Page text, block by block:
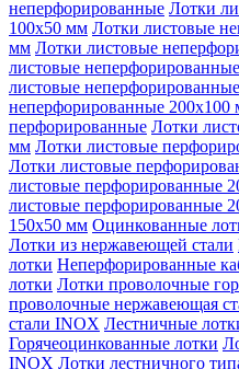
неперфорированные Лотки
100х50 мм Лотки листовые
мм Лотки листовые
листовые
листовые
неперфорированные 200х100
перфорированные Лотки
мм Лотки листовые
Лотки листовые
листовые перфорированные
листовые перфорированные
150х50 мм Оцинкованные
Лотки из нержавеющей стали
лотки Неперфорированные
лотки Лотки проволочные
проволочные нержавеющая
стали INOX Лестничные
Горячеоцинкованные лотки
INOX Лотки лестничного